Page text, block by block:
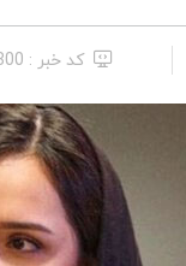
کد خبر : 12800